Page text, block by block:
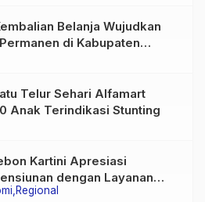
Belanja Wujudkan
di Kabupaten
Telur Sehari Alfamart
Anak Terindikasi Stunting
Regional
Kartini Apresiasi
dengan Layanan
Keuangan hingga